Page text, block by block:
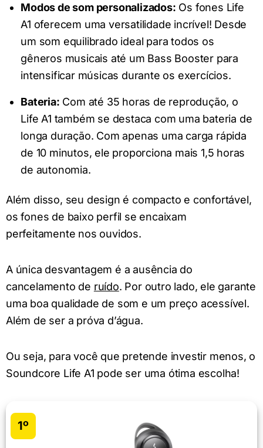
Modos de som personalizados: Os fones Life
A1 oferecem uma versatilidade incrível! Desde
um som equilibrado ideal para todos os
gêneros musicais até um Bass Booster para
intensificar músicas durante os exercícios.
Bateria: Com até 35 horas de reprodução, o
Life A1 também se destaca com uma bateria de
longa duração. Com apenas uma carga rápida
de 10 minutos, ele proporciona mais 1,5 horas
de autonomia.
Além disso, seu design é compacto e confortável,
os fones de baixo perfil se encaixam
perfeitamente nos ouvidos.
A única desvantagem é a ausência do
cancelamento de ruído. Por outro lado, ele garante
uma boa qualidade de som e um preço acessível.
Além de ser a próva d’água.
Ou seja, para você que pretende investir menos, o
Soundcore Life A1 pode ser uma ótima escolha!
1º